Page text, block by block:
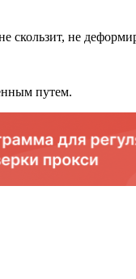
скользит, не
путем.